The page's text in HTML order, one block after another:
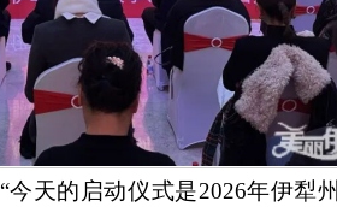
“今天的启动仪式是2026年伊犁